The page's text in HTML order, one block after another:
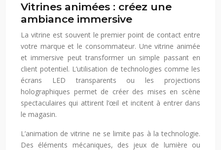
Vitrines animées : créez une
ambiance immersive
La vitrine est souvent le premier point de contact entre
votre marque et le consommateur. Une vitrine animée
et immersive peut transformer un simple passant en
client potentiel. L’utilisation de technologies comme les
écrans LED transparents ou les projections
holographiques permet de créer des mises en scène
spectaculaires qui attirent l’œil et incitent à entrer dans
le magasin.
L’animation de vitrine ne se limite pas à la technologie.
Des éléments mécaniques, des jeux de lumière ou